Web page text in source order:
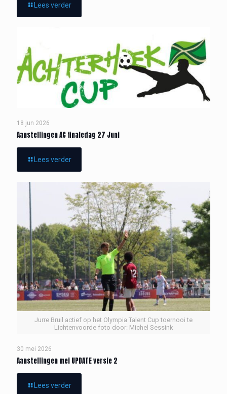
Lees verder
18 jun 2026
Aanstellingen AC finaledag 27 Juni
Lees verder
Jurre Bruil actief op het Olympia Talent Cup toernooi te
Lichtenvoorde foto door: Michel Sessink
30 mei 2026
Aanstellingen mei UPDATE versie 2
Lees verder